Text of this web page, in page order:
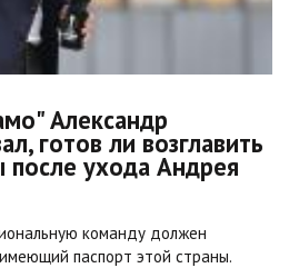
Александр
готов ли возглавить
ухода Андрея
команду должен
паспорт этой страны.